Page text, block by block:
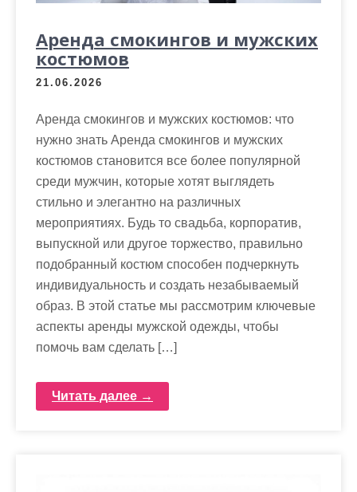
Аренда смокингов и мужских
костюмов
21.06.2026
Аренда смокингов и мужских костюмов: что
нужно знать Аренда смокингов и мужских
костюмов становится все более популярной
среди мужчин, которые хотят выглядеть
стильно и элегантно на различных
мероприятиях. Будь то свадьба, корпоратив,
выпускной или другое торжество, правильно
подобранный костюм способен подчеркнуть
индивидуальность и создать незабываемый
образ. В этой статье мы рассмотрим ключевые
аспекты аренды мужской одежды, чтобы
помочь вам сделать […]
Читать далее →